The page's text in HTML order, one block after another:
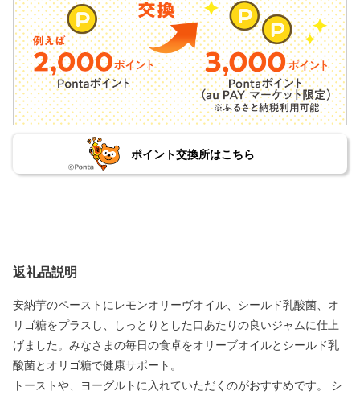
ポイント交換所はこちら
返礼品説明
安納芋のペーストにレモンオリーヴオイル、シールド乳酸菌、オ
リゴ糖をプラスし、しっとりとした口あたりの良いジャムに仕上
げました。みなさまの毎日の食卓をオリーブオイルとシールド乳
酸菌とオリゴ糖で健康サポート。
トーストや、ヨーグルトに入れていただくのがおすすめです。 シ